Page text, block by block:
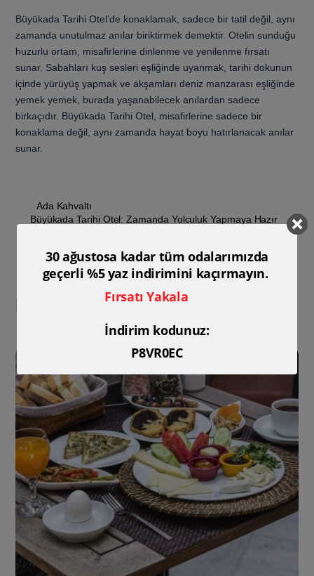
Büyükada Tarihi Otel’de konaklamak, sadece bir tatil değil, aynı
zamanda unutulmaz anılar biriktirmek demektir. Otelin sunduğu
huzurlu ortam, misafirlerine dinlenme ve yenilenme fırsatı
sunar. Sabahları kuş sesleri eşliğinde uyanmak, tarihi dokunun
içinde yürüyüş yapmak ve akşamları deniz manzarası eşliğinde
yemek yemek, burada yaşanabilecek anılardan sadece
birkaçıdır. Büyükada Tarihi Otel, misafirlerine sadece bir
konaklama değil, aynı zamanda hayat boyu hatırlanacak anılar
sunar.
Ada Kahvaltı
Büyükada Tarihi Otel: Zamanda Yolculuk Yapmaya Hazır
Related Posts
30 ağustosa kadar tüm odalarımızda
geçerli %5 yaz indirimini kaçırmayın.
Fırsatı Yakala
İndirim kodunuz:
P8VR0EC